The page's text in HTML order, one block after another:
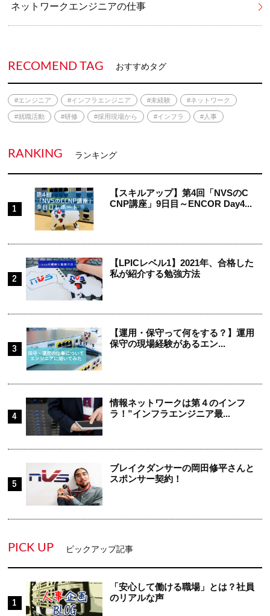
ネットワークエンジニアの仕事
RECOMEND TAG おすすめタグ
#エンジニア #インフラエンジニア #未経験 #ネットワーク
#就職活動 #研修 #採用現場から #インフラ #人事
RANKING ランキング
【スキルアップ】第4回「NVSのC
CNP講座」9日目～ENCOR Day4...
【LPICレベル1】2021年、合格した
私が紹介する勉強方法
【運用・保守って何をする？】運用
保守の現場経験があるエン...
情報ネットワークは第４のインフ
ラ！”インフラエンジニア最...
ブレイクダンサーの岡田修平さんと
スポンサー契約！
PICK UP ピックアップ記事
「安心して働ける職場」とは？社員
のリアルな声